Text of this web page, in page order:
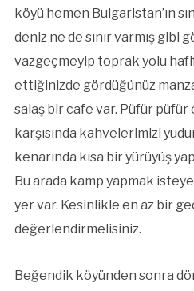
köyü hemen Bulgaristan’ın
deniz ne de sınır varmış gibi
vazgeçmeyip toprak yolu
ettiğinizde gördüğünüz
salaş bir cafe var. Püfür
karşısında kahvelerimizi
kenarında kısa bir yürüyüş
Bu arada kamp yapmak
yer var. Kesinlikle en az bir
değerlendirmelisiniz.
Beğendik köyünden sonra